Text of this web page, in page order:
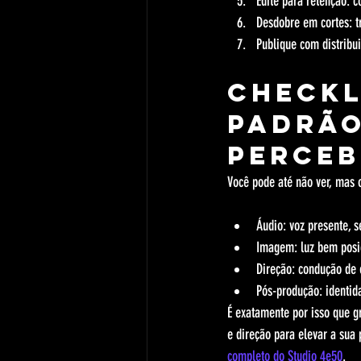
Desdobre em cortes:
Publique com
Você pode até não ver,
Áudio: voz presente,
Imagem: luz bem
Direção: condução
Pós-produção:
É exatamente por isso que
e direção para elevar a
completo do Studio 4e50.